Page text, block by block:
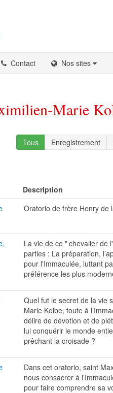
Contact Nos sites
Marie
Tous Enregistrement
Description
Oratorio de frère Henry de
La vie de ce "chevalier de
parties : La préparation,
pour l'Immaculée, luttant
préférence les plus
Quel fut le secret de la vie
Marie Kolbe, toute à
délire de dévotion et de
lui conquérir le monde
prêchant la croisade ?
Dans cet oratorio, saint
nous consacrer à
pour faire comprendre sa